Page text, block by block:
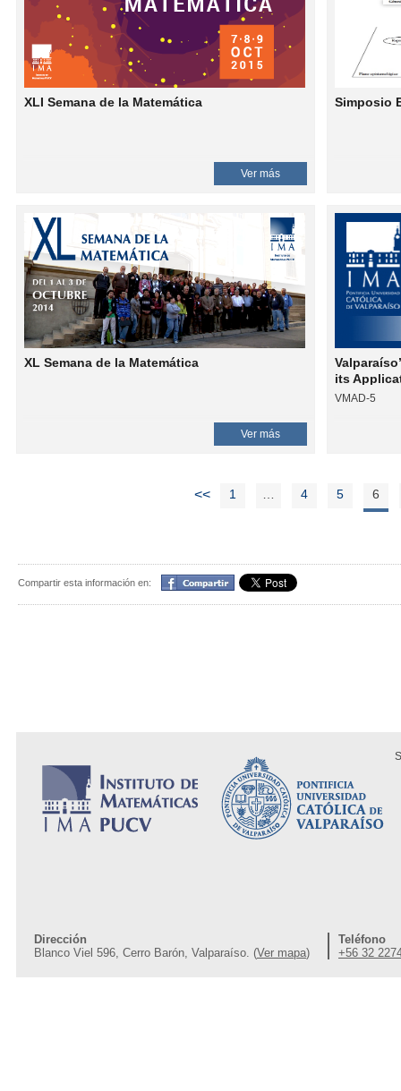
XLI Semana de la Matemática
Ver más
Simposio
XL Semana de la Matemática
Ver más
its
VMAD-5
<< 1 4 5 6
Compartir esta información en: Compartir
Dirección
Blanco Viel 596, Cerro Barón, Valparaíso. (Ver mapa)
Teléfono
+56 32